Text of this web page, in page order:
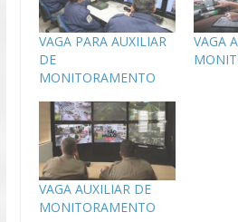
VAGA PARA AUXILIAR
DE
MONITORAMENTO
VAGA
VAGA AUXILIAR DE
MONITORAMENTO